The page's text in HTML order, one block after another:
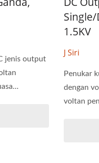
jenis output
1.5KV
J Siri
Penukar
dengan
voltan